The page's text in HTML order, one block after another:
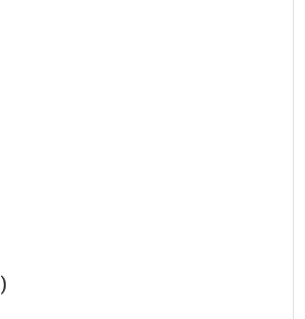
)